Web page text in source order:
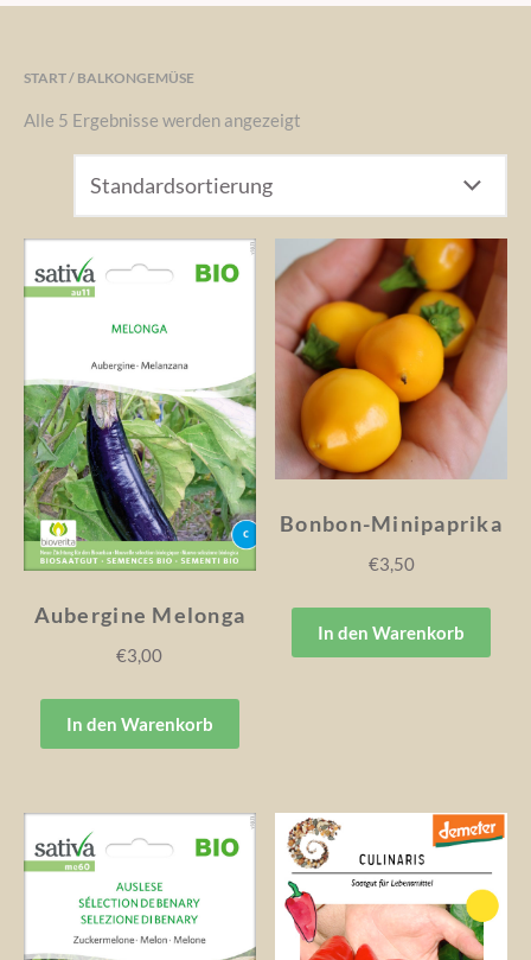
START/ BALKONGEMÜSE
Alle 5 Ergebnisse werden angezeigt
Aubergine Melonga
€3,00
In den Warenkorb
Bonbon-Minipaprika
€3,50
In den Warenkorb